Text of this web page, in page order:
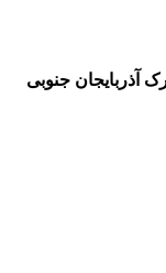
آذربایجان جنوبی